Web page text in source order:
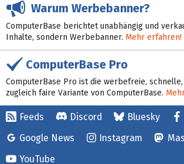
Warum Werbebanner?
ComputerBase berichtet unabhängig und
Inhalte, sondern Werbebanner. Mehr erfahren!
ComputerBase Pro
ComputerBase Pro ist die werbefreie,
zugleich faire Variante von ComputerBase.
Feeds Discord Bluesky
Google News
Instagram
YouTube